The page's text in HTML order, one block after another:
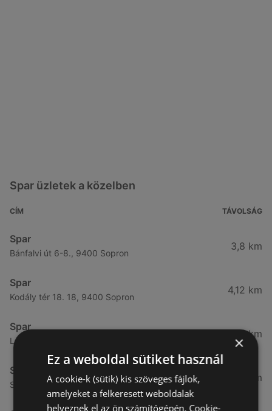
Spar üzletek a közelben
CÍM TÁVOLSÁG
Spar
Bánfalvi út 6-8., 9400 Sopron
3,8 km
Spar
Kodály tér 18. 18, 9400 Sopron
4,12 km
Spar
Lackner kristóf utca 29., 9400 Sopron
4,65 km
Spar
Selmeci utca 15-17., 9400 Sopron
4,76 km
×
Ez a weboldal sütiket használ
A cookie-k (sütik) kis szöveges fájlok,
amelyeket a felkeresett weboldalak
helyeznek el az ön számítógépén. Cookie-